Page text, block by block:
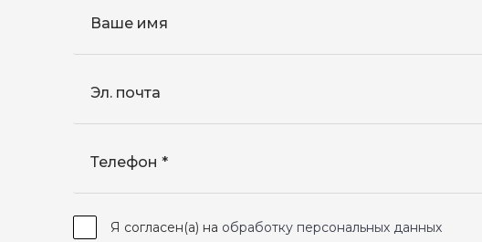
Ваше имя
Эл. почта
Телефон
Я согласен(а) на обработку персональных данных